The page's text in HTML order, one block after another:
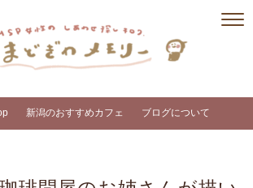
新潟のおすすめカフェ ブログについて